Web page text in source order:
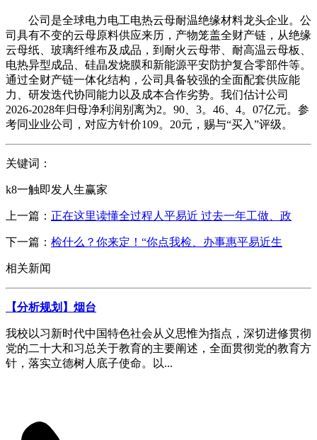
公司是全球电力电工电热云母耐温绝缘材料龙头企业。公
司具有不变的云母原料供应来历，产物笼盖全财产链，从绝缘
云母纸、玻璃纤维布及成品，到耐火云母带、耐高温云母板、
电热异型成品、硅晶发烧膜和新能源平安防护复合零部件等。
通过全财产链一体化结构，公司具备较强的全面配套供应能
力、研发迭代协同能力以及成本合作劣势。我们估计公司
2026-2028年归母净利润别离为2。90、3。46、4。07亿元。参
考同业业公司，对应方针价109。20元，赐与“买入”评级。
关键词：
k8一触即发人生赢家
上一篇： 正在这里读懂全过程人平易近 过去一年工做、政
下一篇： 检什么？你来定！“你点我检、办事惠平易近生
相关新闻
【分析规划】烟台
我校以习新时代中国特色社会从义思惟为指点，深切进修贯彻
党的二十大和习总关于教育的主要阐述，全面贯彻党的教育方
针，落实立德树人底子使命。以...